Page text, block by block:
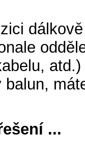
balun,
...